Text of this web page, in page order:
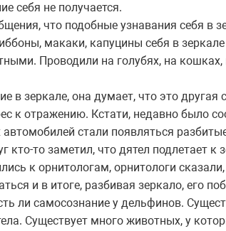
себя не получается.
что подобные узнавания себя в
макаки, капуцины себя в
Проводили на голубях, на кошках,
в зеркале, она думает, что это
к отражению. Кстати, недавно было
стали появляться
кто-то заметил, что дятел подлетает
к орнитологам, орнитологи
и в итоге, разбивая зеркало, его
ли самосознание у дельфинов.
Существует много животных, у